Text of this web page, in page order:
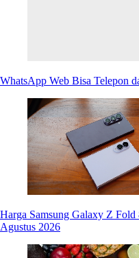
WhatsApp Web Bisa Telepon
Harga Samsung Galaxy Z
Agustus 2026